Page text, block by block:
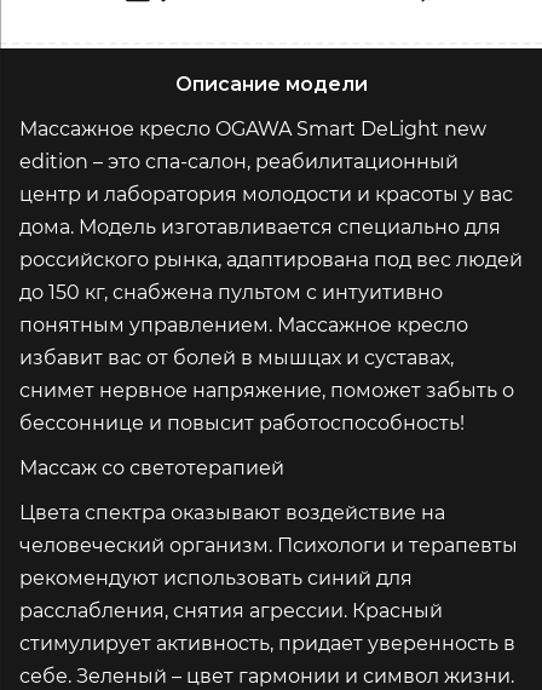
Описание модели
Массажное кресло OGAWA Smart DeLight new
edition – это спа-салон, реабилитационный
центр и лаборатория молодости и красоты у вас
дома. Модель изготавливается специально для
российского рынка, адаптирована под вес людей
до 150 кг, снабжена пультом с интуитивно
понятным управлением. Массажное кресло
избавит вас от болей в мышцах и суставах,
снимет нервное напряжение, поможет забыть о
бессоннице и повысит работоспособность!
Массаж со светотерапией
Цвета спектра оказывают воздействие на
человеческий организм. Психологи и терапевты
рекомендуют использовать синий для
расслабления, снятия агрессии. Красный
стимулирует активность, придает уверенность в
себе. Зеленый – цвет гармонии и символ жизни.